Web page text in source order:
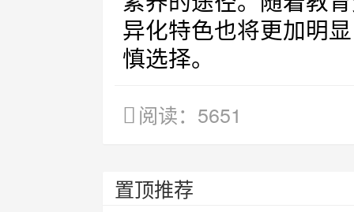
异化特色也将更加明
慎选择。
阅读：5651
置顶推荐